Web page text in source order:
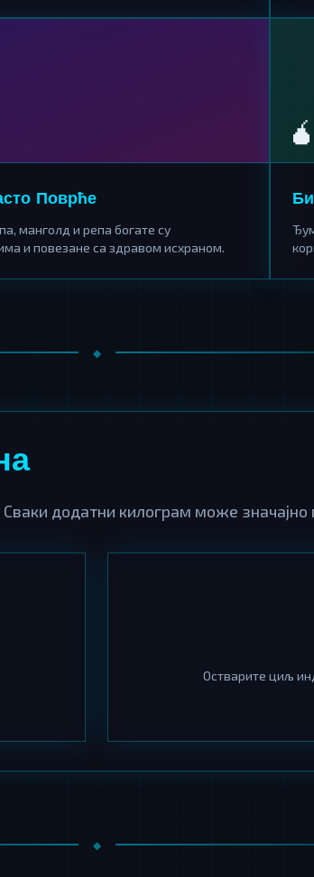
Поврће
манголд и репа богате су
и повезане са здравом исхраном.
🧉
додатни килограм може
Остварите циљ